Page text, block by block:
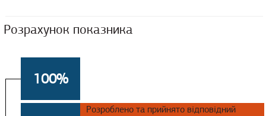
Розрахунок показника
100%
Розроблено та прийнято відповідний